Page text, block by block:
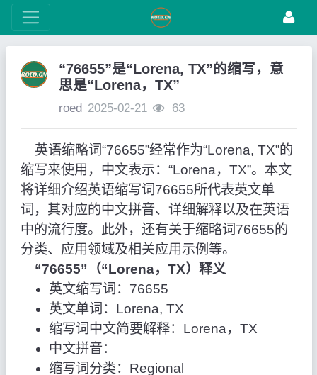
“76655”是“Lorena, TX”的缩写，意
思是“Lorena，TX”
roed 2025-02-21 63
英语缩略词“76655”经常作为“Lorena, TX”的
缩写来使用，中文表示：“Lorena，TX”。本文
将详细介绍英语缩写词76655所代表英文单
词，其对应的中文拼音、详细解释以及在英语
中的流行度。此外，还有关于缩略词76655的
分类、应用领域及相关应用示例等。
“76655”（“Lorena，TX）释义
英文缩写词：76655
英文单词：Lorena, TX
缩写词中文简要解释：Lorena，TX
中文拼音：
缩写词分类：Regional